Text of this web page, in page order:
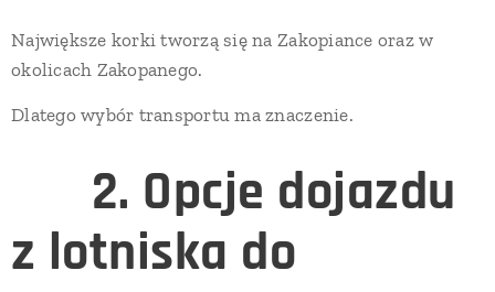
Największe korki tworzą się na Zakopiance oraz w
okolicach Zakopanego.
Dlatego wybór transportu ma znaczenie.
2. Opcje dojazdu
z lotniska do